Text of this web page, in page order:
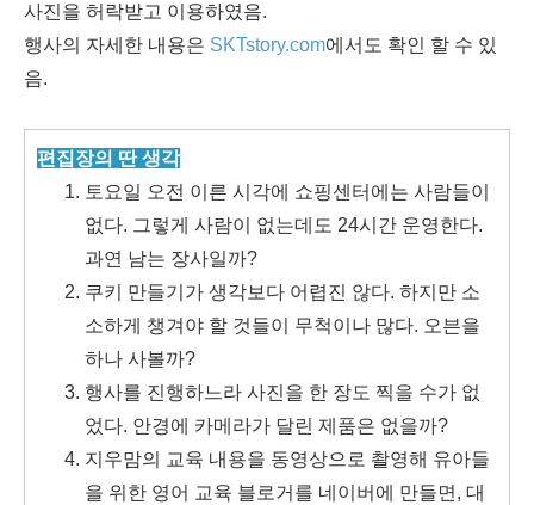
사진을 허락받고 이용하였음.
행사의 자세한 내용은 SKTstory.com에서도 확인 할 수 있
음.
편집장의 딴 생각
토요일 오전 이른 시각에 쇼핑센터에는 사람들이
없다. 그렇게 사람이 없는데도 24시간 운영한다.
과연 남는 장사일까?
쿠키 만들기가 생각보다 어렵진 않다. 하지만 소
소하게 챙겨야 할 것들이 무척이나 많다. 오븐을
하나 사볼까?
행사를 진행하느라 사진을 한 장도 찍을 수가 없
었다. 안경에 카메라가 달린 제품은 없을까?
지우맘의 교육 내용을 동영상으로 촬영해 유아들
을 위한 영어 교육 블로거를 네이버에 만들면, 대